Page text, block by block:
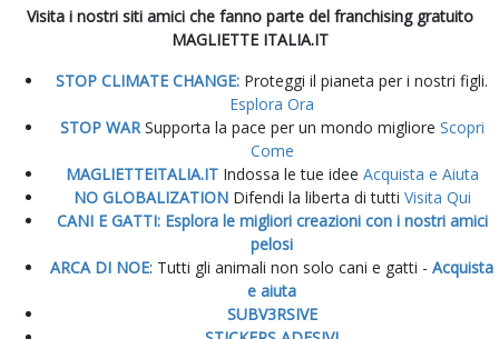
Visita i nostri siti amici che fanno parte del franchising gratuito
MAGLIETTE ITALIA.IT
STOP CLIMATE CHANGE: Proteggi il pianeta per i nostri figli.
Esplora Ora
STOP WARSupporta la pace per un mondo migliore Scopri
Come
MAGLIETTEITALIA.ITIndossa le tue idee Acquista e Aiuta
NO GLOBALIZATION Difendi la liberta di tutti Visita Qui
CANI E GATTI: Esplora le migliori creazioni con i nostri amici
pelosi
ARCA DI NOE: Tutti gli animali non solo cani e gatti - Acquista
e aiuta
SUBV3RSIVE